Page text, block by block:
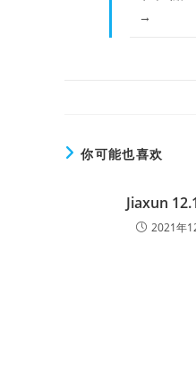
→
你可能也喜欢
Jiaxun
2021年